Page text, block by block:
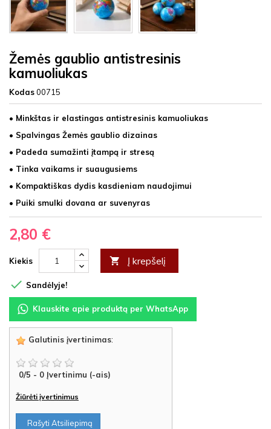
Žemės gaublio antistresinis
kamuoliukas
Kodas00715
• Minkštas ir elastingas antistresinis kamuoliukas
• Spalvingas Žemės gaublio dizainas
• Padeda sumažinti įtampą ir stresą
• Tinka vaikams ir suaugusiems
• Kompaktiškas dydis kasdieniam naudojimui
• Puiki smulki dovana ar suvenyras
2,80 €
Kiekis  Į krepšelį
 Sandėlyje!
Klauskite apie produktą per WhatsApp
Galutinis įvertinimas:
0/5 - 0 Įvertinimu (-ais)
Žiūrėti įvertinimus
Rašyti Atsiliepimą